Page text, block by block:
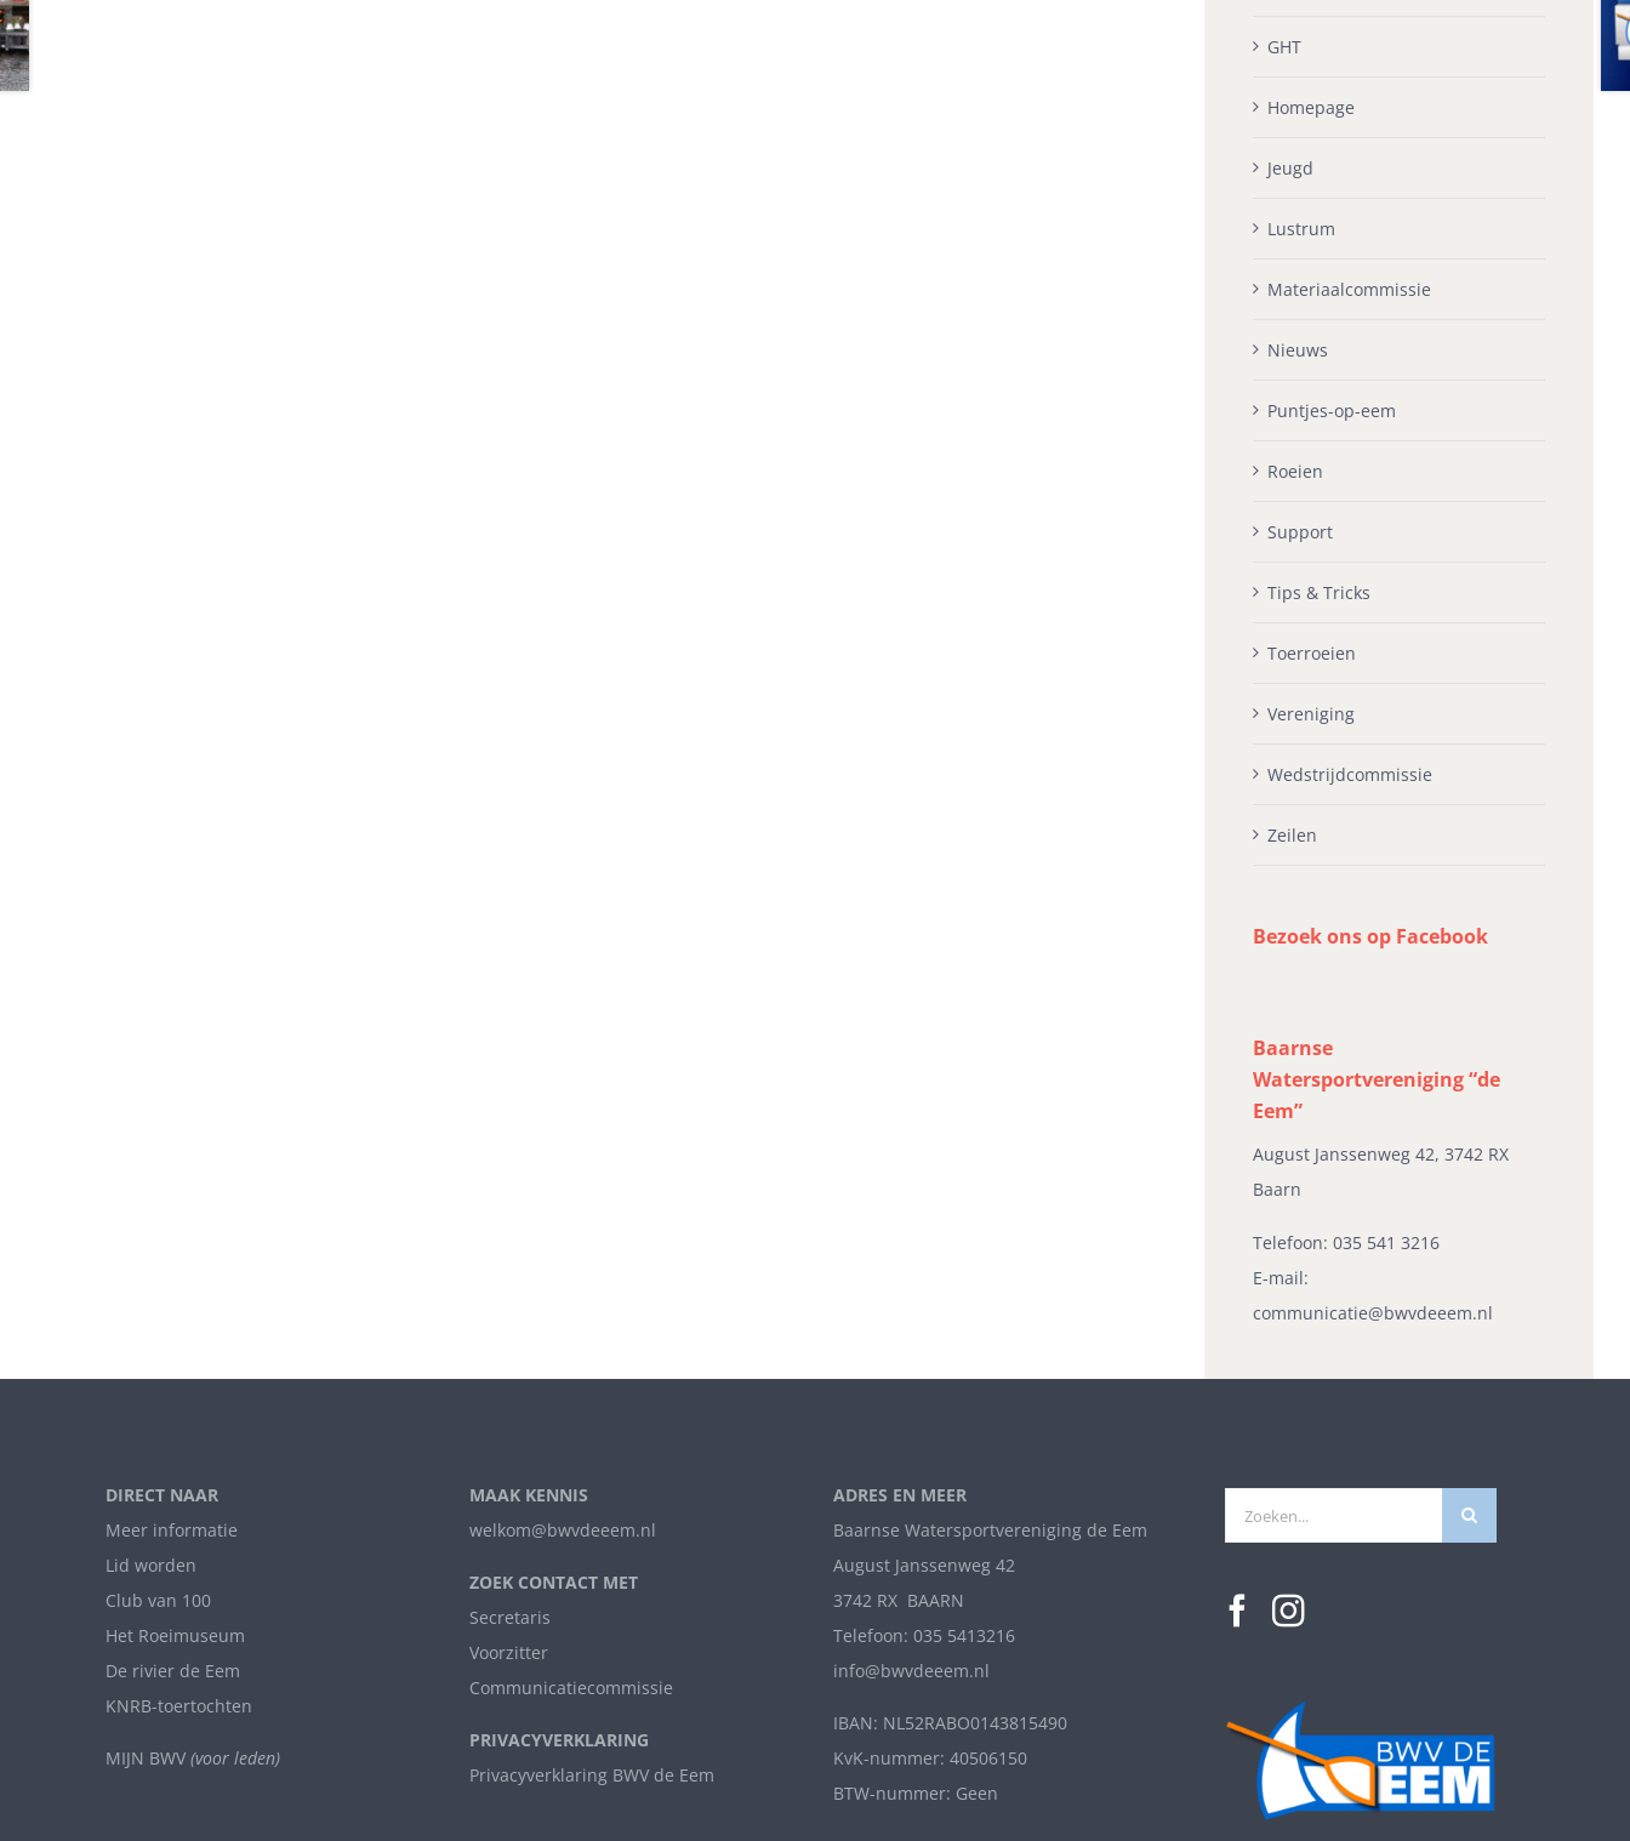
GHT
Homepage
Jeugd
Lustrum
Materiaalcommissie
Nieuws
Puntjes-op-eem
Roeien
Support
Tips & Tricks
Toerroeien
Vereniging
Wedstrijdcommissie
Zeilen
Bezoek ons op Facebook
Baarnse
Watersportvereniging “de
Eem”
August Janssenweg 42, 3742 RX
Baarn
Telefoon:035 541 3216
E-mail:
communicatie@bwvdeeem.nl
DIRECT NAAR
Meer informatie
Lid worden
Club van 100
Het Roeimuseum
De rivier de Eem
KNRB-toertochten
MIJN BWV (voor leden)
MAAK KENNIS
welkom@bwvdeeem.nl
ZOEK CONTACT MET
Secretaris
Voorzitter
Communicatiecommissie
PRIVACYVERKLARING
Privacyverklaring BWV de Eem
ADRES EN MEER
Baarnse Watersportvereniging de Eem
August Janssenweg 42
3742 RX BAARN
Telefoon: 035 5413216
info@bwvdeeem.nl
IBAN: NL52RABO0143815490
KvK-nummer: 40506150
BTW-nummer: Geen
Zoeken
naar: